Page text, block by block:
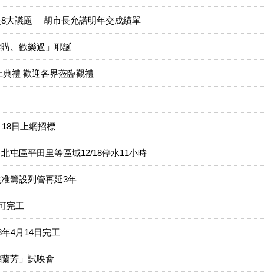
8大議題 胡市長允諾明年交成績單
、歡樂過」耶誕
禮 歡迎各界蒞臨觀禮
日上網招標
屯區平田里等區域12/18停水11小時
籌設列管再延3年
完工
4月14日完工
芳」試映會